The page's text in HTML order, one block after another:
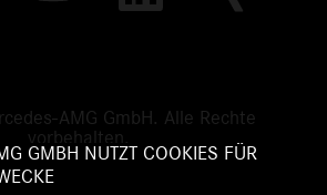
e
i
n
e
r
e
i
n
e
i
n
AMG GmbH. Alle Rechte
vorbehalten.
GMBH NUTZT COOKIES FÜR